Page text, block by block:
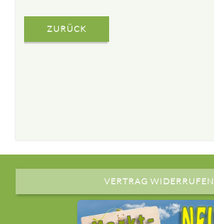
ZURÜCK
VERTRAG WIDERRUFEN